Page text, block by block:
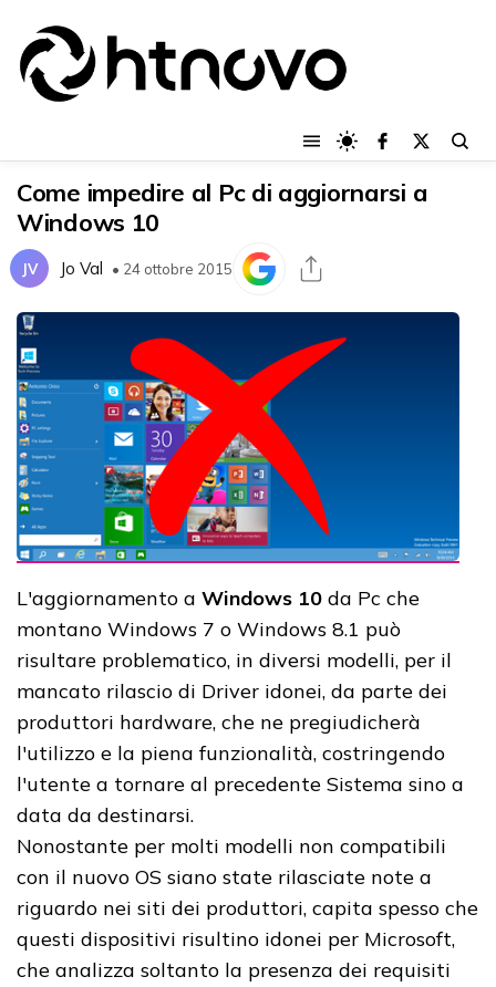
Come impedire al Pc di aggiornarsi a
Windows 10
JV Jo Val • 24 ottobre 2015
L'aggiornamento a Windows 10 da Pc che
montano Windows 7 o Windows 8.1 può
risultare problematico, in diversi modelli, per il
mancato rilascio di Driver idonei, da parte dei
produttori hardware, che ne pregiudicherà
l'utilizzo e la piena funzionalità, costringendo
l'utente a tornare al precedente Sistema sino a
data da destinarsi.
Nonostante per molti modelli non compatibili
con il nuovo OS siano state rilasciate note a
riguardo nei siti dei produttori, capita spesso che
questi dispositivi risultino idonei per Microsoft,
che analizza soltanto la presenza dei requisiti